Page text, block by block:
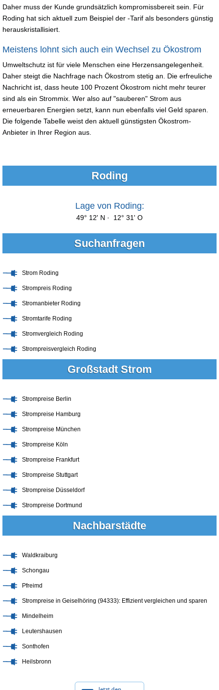
Daher muss der Kunde grundsätzlich kompromissbereit sein. Für
Roding hat sich aktuell zum Beispiel der -Tarif als besonders günstig
herauskristallisiert.
Meistens lohnt sich auch ein Wechsel zu Ökostrom
Umweltschutz ist für viele Menschen eine Herzensangelegenheit.
Daher steigt die Nachfrage nach Ökostrom stetig an. Die erfreuliche
Nachricht ist, dass heute 100 Prozent Ökostrom nicht mehr teurer
sind als ein Strommix. Wer also auf "sauberen" Strom aus
erneuerbaren Energien setzt, kann nun ebenfalls viel Geld sparen.
Die folgende Tabelle weist den aktuell günstigsten Ökostrom-
Anbieter in Ihrer Region aus.
Roding
Lage von Roding:
49° 12' N · 12° 31' O
Suchanfragen
Strom Roding
Strompreis Roding
Stromanbieter Roding
Stromtarife Roding
Stromvergleich Roding
Strompreisvergleich Roding
Großstadt Strom
Strompreise Berlin
Strompreise Hamburg
Strompreise München
Strompreise Köln
Strompreise Frankfurt
Strompreise Stuttgart
Strompreise Düsseldorf
Strompreise Dortmund
Nachbarstädte
Waldkraiburg
Schongau
Pfreimd
Strompreise in Geiselhöring (94333): Effizient vergleichen und sparen
Mindelheim
Leutershausen
Sonthofen
Heilsbronn